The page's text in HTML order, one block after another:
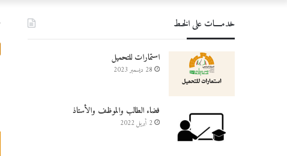
خدمــــات على الخـط
استمارات للتحميل
28 ديسمبر 2023
فضاء الطالب والموظف والأستاذ
2 أبريل 2022